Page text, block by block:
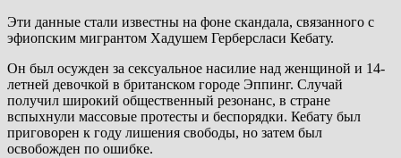
Эти данные стали известны на фоне скандала, связанного с
эфиопским мигрантом Хадушем Герберсласи Кебату.
Он был осужден за сексуальное насилие над женщиной и 14-
летней девочкой в британском городе Эппинг. Случай
получил широкий общественный резонанс, в стране
вспыхнули массовые протесты и беспорядки. Кебату был
приговорен к году лишения свободы, но затем был
освобожден по ошибке.